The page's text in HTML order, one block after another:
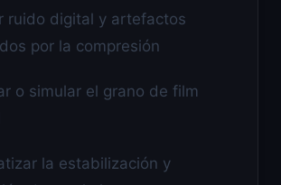
ruido digital y artefactos
por la compresión
o simular el grano de film
la estabilización y